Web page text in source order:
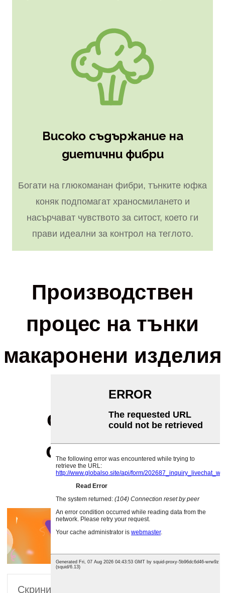
Високо съдържание на
диетични фибри
Богати на глюкоманан фибри, тънките юфка
коняк подпомагат храносмилането и
насърчават чувството за ситост, което ги
прави идеални за контрол на теглото.
Производствен
процес на тънки
макаронени изделия
с коняк - от
суровина до
окончателно
опаковане
Скрининг на суровини